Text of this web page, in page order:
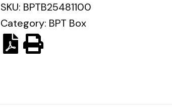
Novovent into
the group
meant a greater
offer of
SKU: BPTB25481100
Category: BPT Box